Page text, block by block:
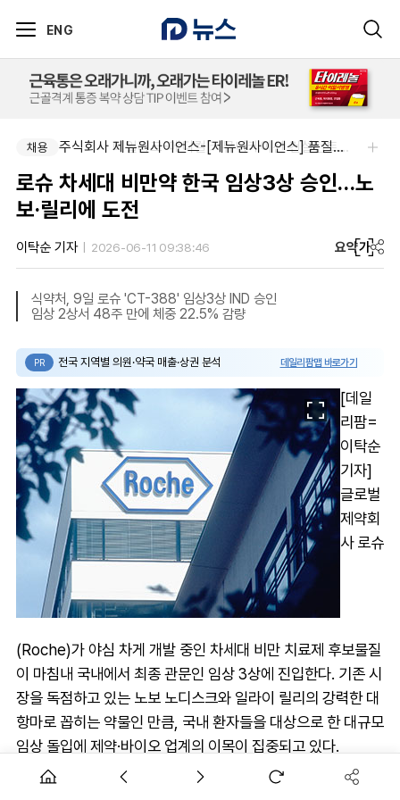
ENG
채용 주식회사 에일리크-메디컬 커뮤니케이션 컨설턴트(Associate) / 메디컬라이터 채용
채용 주식회사 제뉴원사이언스-[제뉴원사이언스] 품질관리약사 모집(경력무관)
로슈 차세대 비만약 한국 임상3상 승인…노
보·릴리에 도전
이탁순 기자 2026-06-11 09:38:46 요약가
식약처, 9일 로슈 'CT-388' 임상3상 IND 승인
임상 2상서 48주 만에 체중 22.5% 감량
PR 전국 지역별 의원·약국 매출·상권 분석 데일리팜맵 바로가기
[데일
리팜=
이탁순
기자]
글로벌
제약회
사 로슈
(Roche)가 야심 차게 개발 중인 차세대 비만 치료제 후보물질
이 마침내 국내에서 최종 관문인 임상 3상에 진입한다. 기존 시
장을 독점하고 있는 노보 노디스크와 일라이 릴리의 강력한 대
항마로 꼽히는 약물인 만큼, 국내 환자들을 대상으로 한 대규모
임상 돌입에 제약·바이오 업계의 이목이 집중되고 있다.
식약처는 지난 9일 한국로슈가 신청한 ‘제2형 당뇨병이 없는